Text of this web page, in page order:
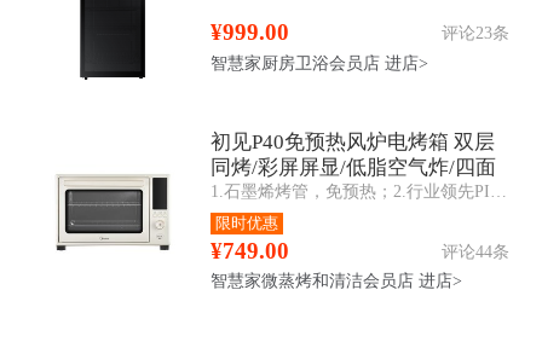
¥999.00
评论23条
智慧家厨房卫浴会员店 进店>
初见P40免预热风炉电烤箱 双层
同烤/彩屏屏显/低脂空气炸/四面
搪瓷 PT4030W
1.石墨烯烤管，免预热；2.行业领先PID3.0算法，精准控温；3.环形型发热管匹配大风炉；4.彩屏+旋钮联动交互；5.APP智操控；6.腔体内四面搪瓷；
限时优惠
¥749.00
评论44条
智慧家微蒸烤和清洁会员店 进店>